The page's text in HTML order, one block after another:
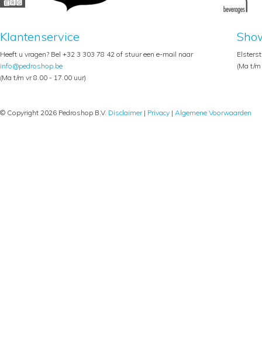
Klantenservice
Heeft u vragen? Bel +32 3 303 78 42 of stuur een e-mail naar
info@pedroshop.be
(Ma t/m vr 8.00 - 17.00 uur)
(Ma t/
© Copyright 2026 Pedroshop B.V. Disclaimer| Privacy | Algemene Voorwaarden